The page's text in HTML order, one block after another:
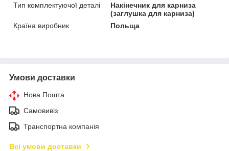
Тип комплектуючої деталі
Накінечник для карниза
(заглушка для карниза)
Країна виробник
Польща
Умови доставки
Нова Пошта
Самовивіз
Транспортна компанія
Всі умови доставки